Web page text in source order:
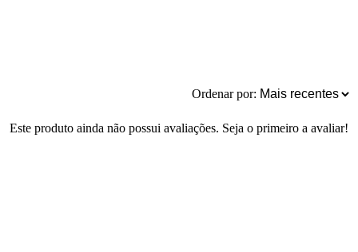
Ordenar por:
Este produto ainda não possui avaliações. Seja o primeiro a avaliar!